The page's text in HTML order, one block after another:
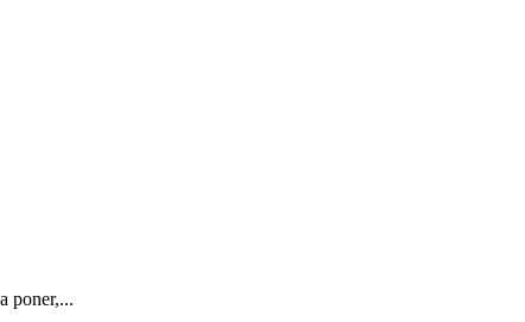
poner,...